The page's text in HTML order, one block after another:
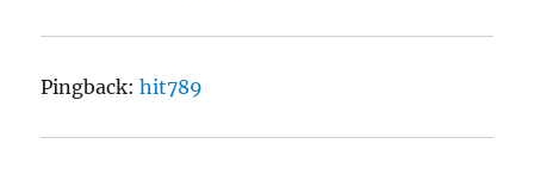
Pingback:hit789